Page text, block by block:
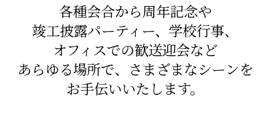
各種会合から周年記念や
竣工披露パーティー、学校行事、
オフィスでの歓送迎会など
あらゆる場所で、さまざまなシーンを
お手伝いいたします。